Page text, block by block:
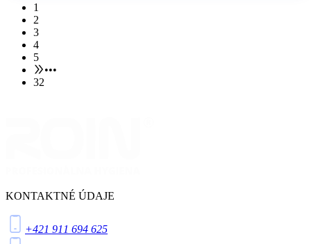
1
2
3
4
5
•••
32
KONTAKTNÉ ÚDAJE
+421 911 694 625